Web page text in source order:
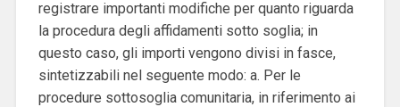
registrare importanti modifiche per quanto riguarda
la procedura degli affidamenti sotto soglia; in
questo caso, gli importi vengono divisi in fasce,
sintetizzabili nel seguente modo: a. Per le
procedure sottosoglia comunitaria, in riferimento ai